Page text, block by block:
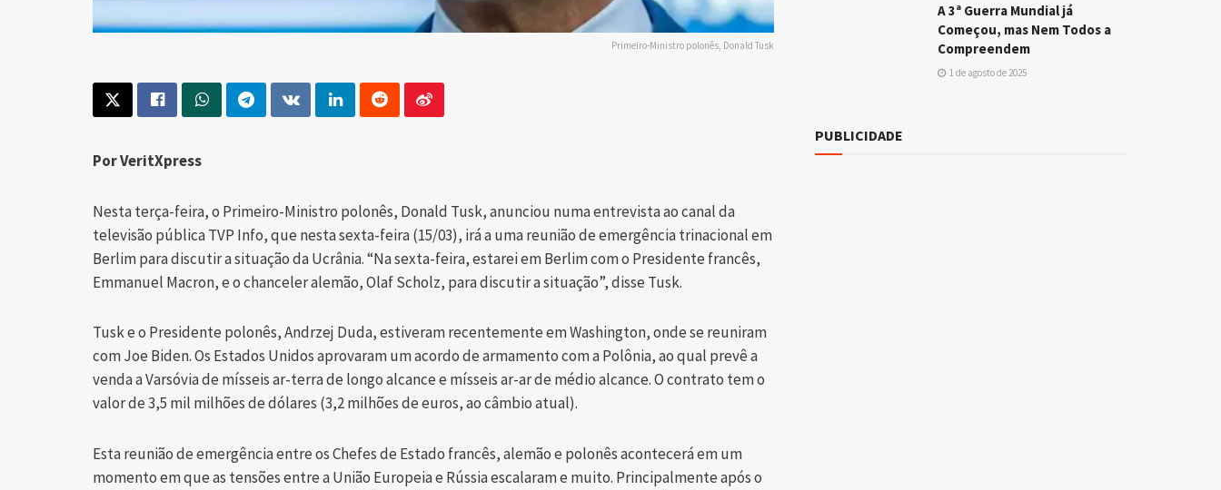
Primeiro-Ministro polonês, Donald Tusk
Por VeritXpress
Nesta terça-feira, o Primeiro-Ministro polonês, Donald Tusk, anunciou numa entrevista ao canal da
televisão pública TVP Info, que nesta sexta-feira (15/03), irá a uma reunião de emergência trinacional em
Berlim para discutir a situação da Ucrânia. “Na sexta-feira, estarei em Berlim com o Presidente francês,
Emmanuel Macron, e o chanceler alemão, Olaf Scholz, para discutir a situação”, disse Tusk.
Tusk e o Presidente polonês, Andrzej Duda, estiveram recentemente em Washington, onde se reuniram
com Joe Biden. Os Estados Unidos aprovaram um acordo de armamento com a Polônia, ao qual prevê a
venda a Varsóvia de mísseis ar-terra de longo alcance e mísseis ar-ar de médio alcance. O contrato tem o
valor de 3,5 mil milhões de dólares (3,2 milhões de euros, ao câmbio atual).
Esta reunião de emergência entre os Chefes de Estado francês, alemão e polonês acontecerá em um
momento em que as tensões entre a União Europeia e Rússia escalaram e muito. Principalmente após o
A 3ª Guerra Mundial já
Começou, mas Nem Todos a
Compreendem
1 de agosto de 2025
PUBLICIDADE